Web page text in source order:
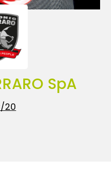
SpA
20